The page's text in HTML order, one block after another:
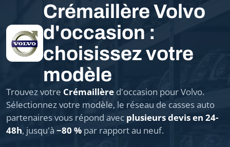
Crémaillère Volvo
d'occasion :
choisissez votre
modèle
Trouvez votre Crémaillère d'occasion pour Volvo.
Sélectionnez votre modèle, le réseau de casses auto
partenaires vous répond avec plusieurs devis en 24-
48h, jusqu'à −80 % par rapport au neuf.